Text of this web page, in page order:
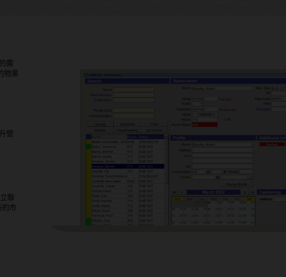
需
物業
營
聯
市
從
行
制
預
活
輕
慧
能
用
括
功
正
月
員
Analytics，您可以深入瞭解資料，從而做出更明智的決策。該產品具有內建
查詢、自訂檢視和報告的工具。
飲) 擷取
飯店的績
使用功能強大的工具進行特設資料查詢和自訂報告
讓業務分析師能夠從 Microsoft Excel 匯出和匯入資料
這